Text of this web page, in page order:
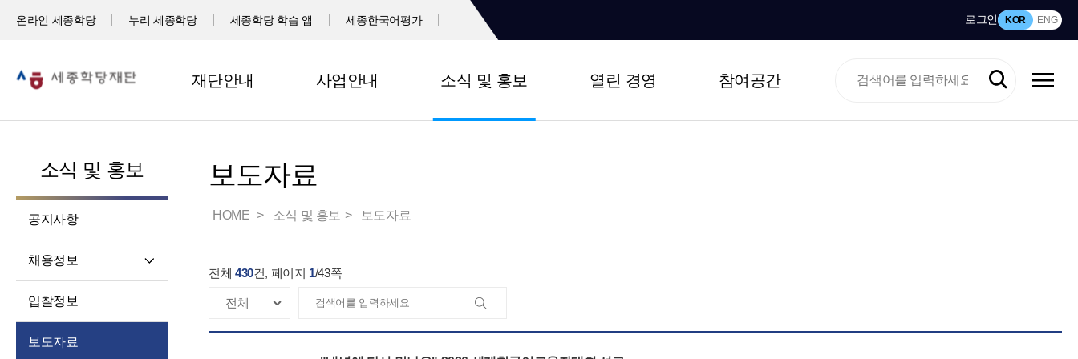
온라인 세종학당 누리 세종학당 세종학당 학습 앱 세종한국어평가 로그인 KOR ENG
재단안내 사업안내 소식 및 홍보 열린 경영 참여공간
소식 및 홍보
공지사항
채용정보
입찰정보
보도자료
보도자료
HOME 소식 및 홍보 보도자료
전체 430건, 페이지 1/43쪽